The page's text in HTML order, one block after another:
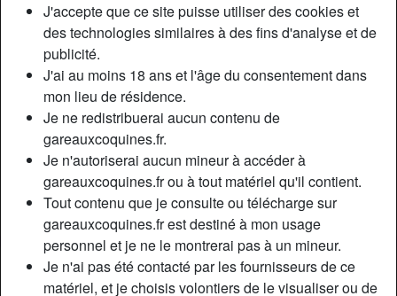
J'accepte que ce site puisse utiliser des cookies et
des technologies similaires à des fins d'analyse et de
publicité.
J'ai au moins 18 ans et l'âge du consentement dans
mon lieu de résidence.
Je ne redistribuerai aucun contenu de
gareauxcoquines.fr.
Je n'autoriserai aucun mineur à accéder à
gareauxcoquines.fr ou à tout matériel qu'il contient.
Tout contenu que je consulte ou télécharge sur
gareauxcoquines.fr est destiné à mon usage
personnel et je ne le montrerai pas à un mineur.
Je n'ai pas été contacté par les fournisseurs de ce
matériel, et je choisis volontiers de le visualiser ou de
Département:
Paris
Sexe:
Sexualité:
Hétéro
Relation:
Couleur des cheveux:
Blonde
Couleur des yeux:
Taille:
175 cm
Poids:
65 Kg
Épilé(e):
if necessary
Description